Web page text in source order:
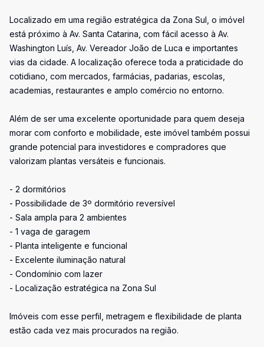
Localizado em uma região estratégica da Zona Sul, o imóvel
está próximo à Av. Santa Catarina, com fácil acesso à Av.
Washington Luís, Av. Vereador João de Luca e importantes
vias da cidade. A localização oferece toda a praticidade do
cotidiano, com mercados, farmácias, padarias, escolas,
academias, restaurantes e amplo comércio no entorno.
Além de ser uma excelente oportunidade para quem deseja
morar com conforto e mobilidade, este imóvel também possui
grande potencial para investidores e compradores que
valorizam plantas versáteis e funcionais.
- 2 dormitórios
- Possibilidade de 3º dormitório reversível
- Sala ampla para 2 ambientes
- 1 vaga de garagem
- Planta inteligente e funcional
- Excelente iluminação natural
- Condomínio com lazer
- Localização estratégica na Zona Sul
Imóveis com esse perfil, metragem e flexibilidade de planta
estão cada vez mais procurados na região.